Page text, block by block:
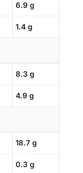
6.9 g
1.4 g
8.3 g
4.9 g
18.7 g
0.3 g